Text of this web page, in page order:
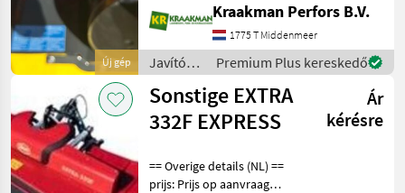
Új gép
Unit: Stuk Novacat F3100
Alpin Aftakastoerental 1000
omw/min draairichting in
rijr
Kraakman Perfors B.V.
1775 T Middenmeer
Javítókészletek
és
alkatrészek
/
Sonstige
Premium Plus kereskedő
Sonstige EXTRA
332F EXPRESS
Ár
kérésre
== Overige details (NL) ==
prijs: Prijs op aanvraag